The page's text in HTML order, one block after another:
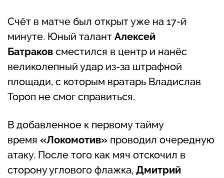
Счёт в матче был открыт уже на 17-й
минуте. Юный талант Алексей
Батраков сместился в центр и нанёс
великолепный удар из-за штрафной
площади, с которым вратарь Владислав
Тороп не смог справиться.
В добавленное к первому тайму
время «Локомотив» проводил очередную
атаку. После того как мяч отскочил в
сторону углового флажка, Дмитрий